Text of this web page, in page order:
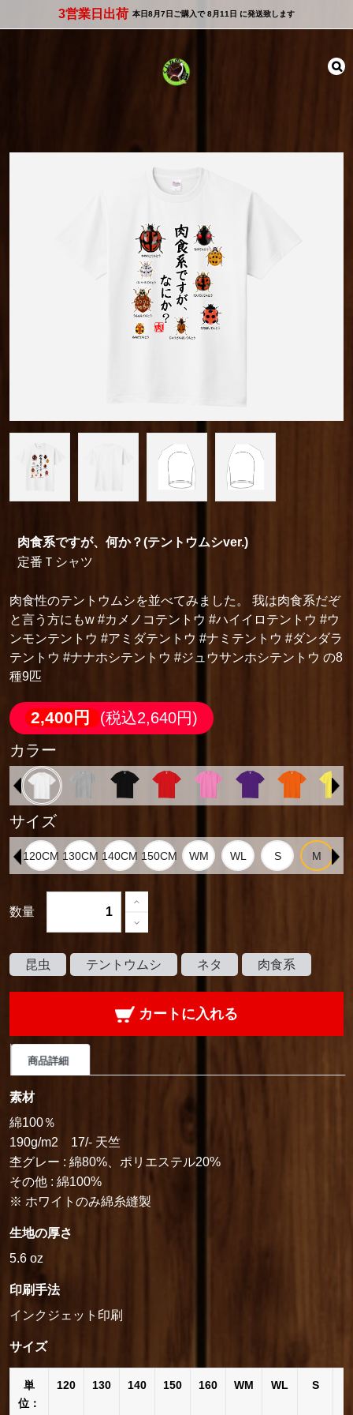
3営業日出荷 本日8月7日 ご購入で8月11日 に発送致します
肉食系ですが、何か？(テントウムシver.)
定番Ｔシャツ
肉食性のテントウムシを並べてみました。 我は肉食系だぞ
と言う方にもw #カメノコテントウ #ハイイロテントウ #ウ
ンモンテントウ #アミダテントウ #ナミテントウ #ダンダラ
テントウ #ナナホシテントウ #ジュウサンホシテントウ の8
種9匹
2,400円
(税込2,640円)
カラー
サイズ
数量
昆虫 テントウムシ ネタ 肉食系
カートに入れる
商品詳細
素材
綿100％
190g/m2 17/- 天竺
杢グレー : 綿80%、ポリエステル20%
その他 : 綿100%
※ ホワイトのみ綿糸縫製
生地の厚さ
5.6 oz
印刷手法
インクジェット印刷
サイズ
単
位：
120 130 140 150 160 WM WL S